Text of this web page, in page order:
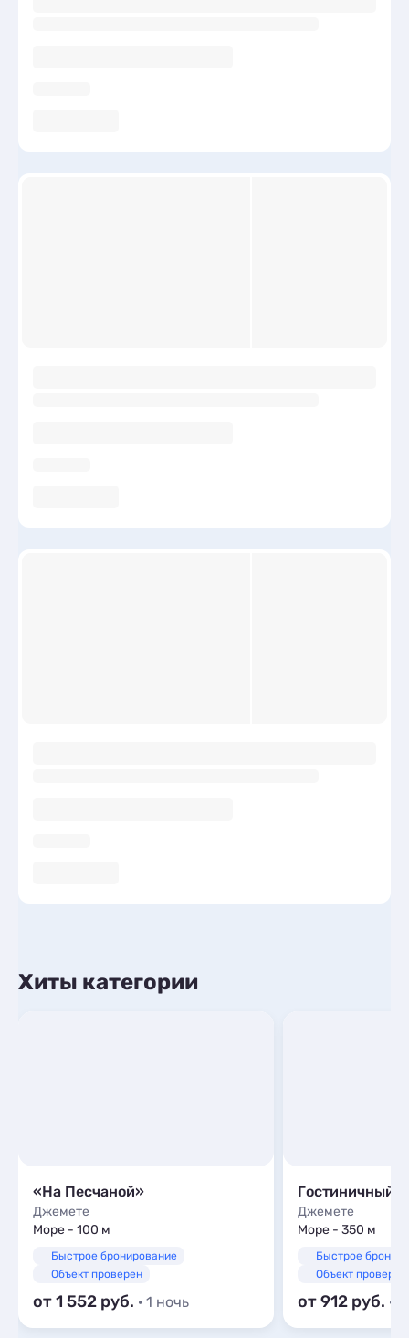
Хиты категории
«На Песчаной»
Джемете
Море - 100 м
Быстрое бронирование
Объект проверен
от 1 552 · 1 ночь
Джемете
Море - 350 м
Быстрое
Объект проверен
от 912 ·